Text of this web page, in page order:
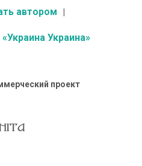
автором
Украина»
проект